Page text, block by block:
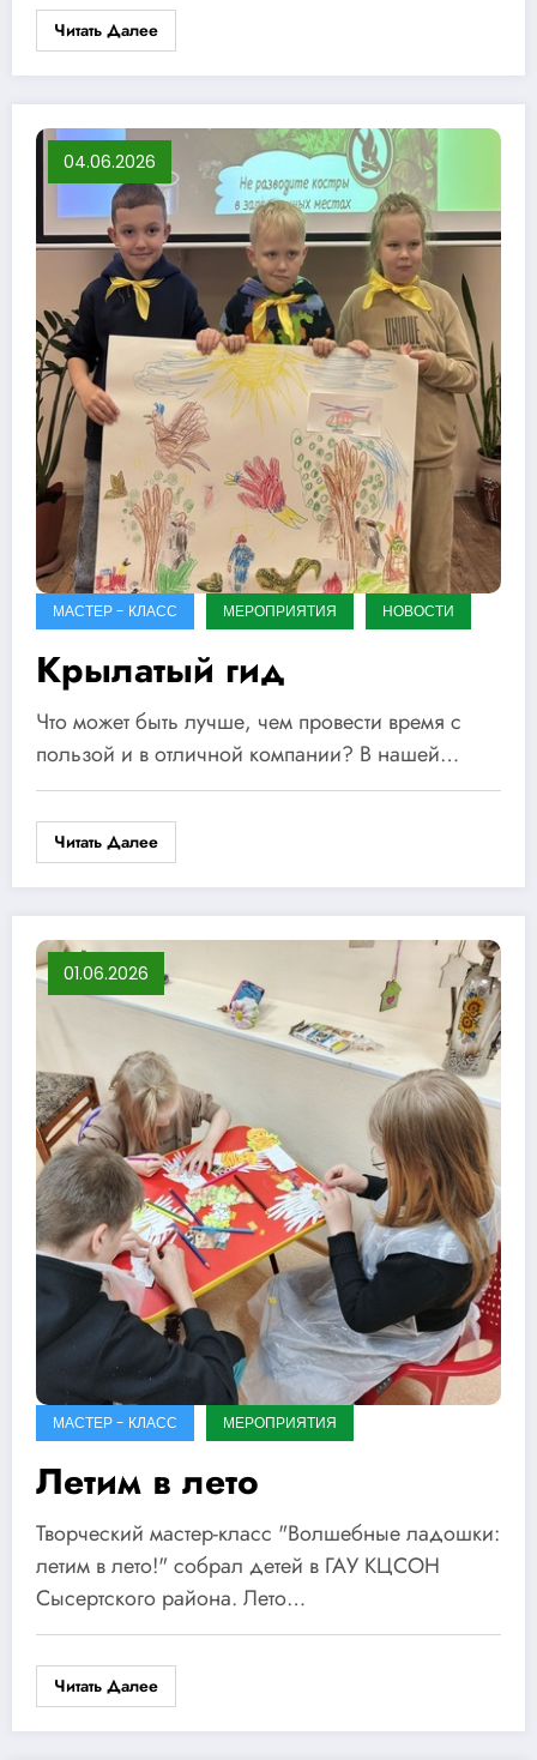
Читать Далее
04.06.2026
МАСТЕР - КЛАСС МЕРОПРИЯТИЯ НОВОСТИ
Крылатый гид
Что может быть лучше, чем провести время с
пользой и в отличной компании? В нашей…
Читать Далее
01.06.2026
МАСТЕР - КЛАСС МЕРОПРИЯТИЯ
Летим в лето
Творческий мастер-класс "Волшебные ладошки:
летим в лето!" собрал детей в ГАУ КЦСОН
Сысертского района. Лето…
Читать Далее